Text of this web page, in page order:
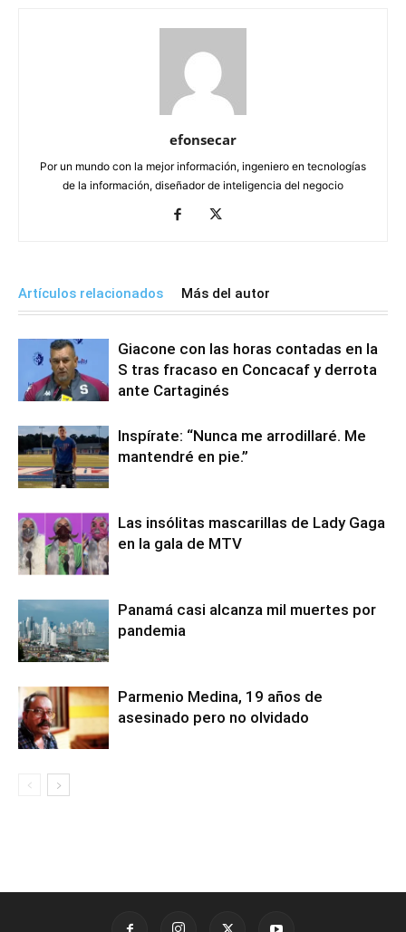
efonsecar
Por un mundo con la mejor información, ingeniero en tecnologías
de la información, diseñador de inteligencia del negocio
Artículos relacionados Más del autor
Giacone con las horas contadas en la
S tras fracaso en Concacaf y derrota
ante Cartaginés
Inspírate: “Nunca me arrodillaré. Me
mantendré en pie.”
Las insólitas mascarillas de Lady Gaga
en la gala de MTV
Panamá casi alcanza mil muertes por
pandemia
Parmenio Medina, 19 años de
asesinado pero no olvidado